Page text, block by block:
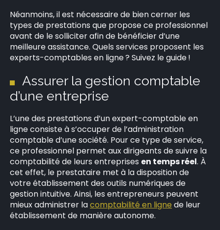
Néanmoins, il est nécessaire de bien cerner les
types de prestations que propose ce professionnel
avant de le solliciter afin de bénéficier d’une
meilleure assistance. Quels services proposent les
experts-comptables en ligne ? Suivez le guide !
Assurer la gestion comptable
d’une entreprise
L’une des prestations d’un expert-comptable en
ligne consiste à s’occuper de l’administration
comptable d’une société. Pour ce type de service,
ce professionnel permet aux dirigeants de suivre la
comptabilité de leurs entreprises en temps réel. À
cet effet, le prestataire met à la disposition de
votre établissement des outils numériques de
gestion intuitive. Ainsi, les entrepreneurs peuvent
mieux administrer lacomptabilité en ligne de leur
établissement de manière autonome.